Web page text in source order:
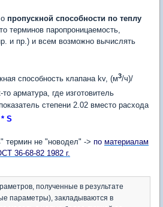
пропускной способности по теплу
терминов паропроницаемость,
и пр.) и всем возможно вычислять
способность клапана kv, (м3/ч)/
арматура, где изготовитель
степени 2.02 вместо расхода
* S
термин не "новодел" -> по материалам
36-68-82 1982 г.
полученные в результате
параметры), закладываются в